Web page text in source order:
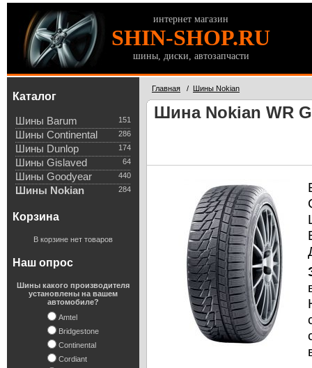
интернет магазин
SHIN-SHOP.RU
шины, диски, автозапчасти
Каталог
151
Шины Barum
286
Шины Continental
174
Шины Dunlop
64
Шины Gislaved
440
Шины Goodyear
284
Шины Nokian
Корзина
В корзине нет товаров
Наш опрос
Шины какого производителя
установлены на вашем
автомобиле?
Amtel
Bridgestone
Continental
Cordiant
Главная / Шины Nokian
Шина Nokian WR